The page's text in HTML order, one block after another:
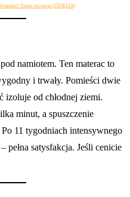
namiot? Nasza recenzja [ZDJĘCIA]
namiotem. Ten materac to
i trwały. Pomieści dwie
izoluje od chłodnej ziemi.
minut, a spuszczenie
11 tygodniach intensywnego
satysfakcja. Jeśli cenicie